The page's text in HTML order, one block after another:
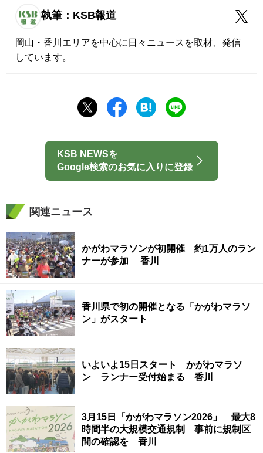
執筆：KSB報道
岡山・香川エリアを中心に日々ニュースを取材、発信
しています。
KSB NEWSを
Google検索のお気に入りに登録
関連ニュース
かがわマラソンが初開催 約1万人のラン
ナーが参加 香川
香川県で初の開催となる「かがわマラソ
ン」がスタート
いよいよ15日スタート かがわマラソ
ン ランナー受付始まる 香川
3月15日「かがわマラソン2026」 最大8
時間半の大規模交通規制 事前に規制区
間の確認を 香川